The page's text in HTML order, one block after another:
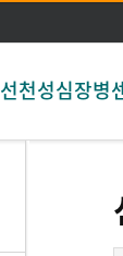
선천성심장병